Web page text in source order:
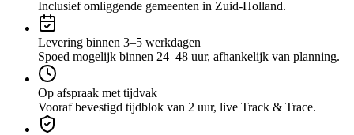
Inclusief omliggende gemeenten in Zuid-Holland.
Levering binnen 3–5 werkdagen
Spoed mogelijk binnen 24–48 uur, afhankelijk van planning.
Op afspraak met tijdvak
Vooraf bevestigd tijdblok van 2 uur, live Track & Trace.